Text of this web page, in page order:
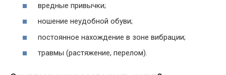
вредные привычки;
ношение неудобной обуви;
постоянное нахождение в зоне вибрации;
травмы (растяжение, перелом).